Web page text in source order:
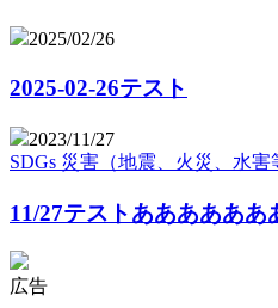
2025/02/26
2025-02-26テスト
2023/11/27
SDGs 災害（地震、火災、水害
11/27テストああああああ
広告